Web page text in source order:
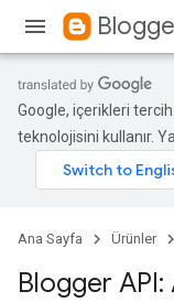
Google, içerikleri
teknolojisini kullanır.
Ana Sayfa Ürünler
Blogger API: